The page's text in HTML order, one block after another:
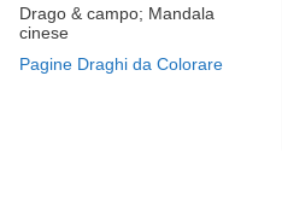
Drago & campo; Mandala
cinese
Pagine Draghi da Colorare